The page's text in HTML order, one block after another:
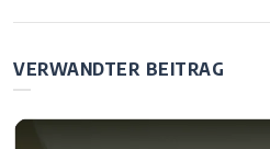
VERWANDTER BEITRAG